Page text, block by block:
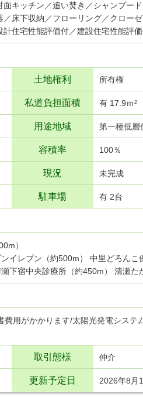
キッチン／追い焚き／シャンプー
床下収納／フローリング／クロー
住宅性能評価付／建設住宅性能評
土地権利 所有権
私道負担面積 有 17.9ｍ²
用途地域 第一種低層
容積率 100％
現況 未完成
駐車場 有 2台
）
イレブン（約500m） 中里どろん
下宿中央診療所（約450m） 清瀬た
用がかかります/太陽光発電システ
取引態様 仲介
更新予定日 2026年8月